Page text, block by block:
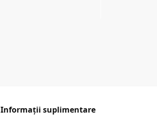
Informații suplimentare